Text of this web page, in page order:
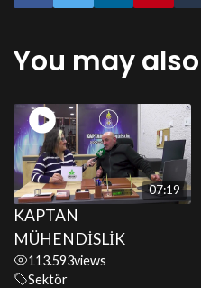
You may
07:19
KAPTAN
MÜHENDİSLİK
113.593views
Sektör